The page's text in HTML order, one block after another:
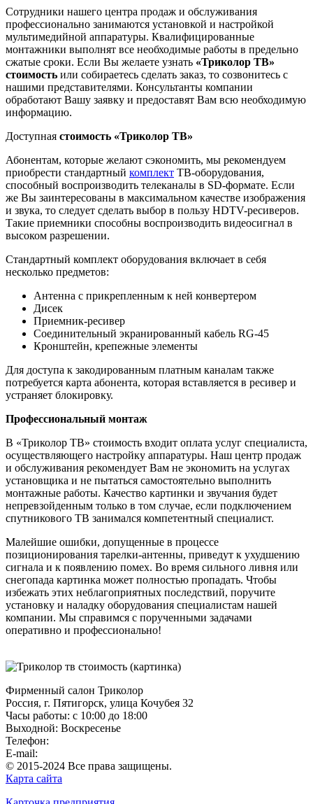
Сотрудники нашего центра продаж и обслуживания
профессионально занимаются установкой и настройкой
мультимедийной аппаратуры. Квалифицированные
монтажники выполнят все необходимые работы в предельно
сжатые сроки. Если Вы желаете узнать «Триколор ТВ»
стоимость или собираетесь сделать заказ, то созвонитесь с
нашими представителями. Консультанты компании
обработают Вашу заявку и предоставят Вам всю необходимую
информацию.
Доступная стоимость «Триколор ТВ»
Абонентам, которые желают сэкономить, мы рекомендуем
приобрести стандартный комплект ТВ-оборудования,
способный воспроизводить телеканалы в SD-формате. Если
же Вы заинтересованы в максимальном качестве изображения
и звука, то следует сделать выбор в пользу HDTV-ресиверов.
Такие приемники способны воспроизводить видеосигнал в
высоком разрешении.
Стандартный комплект оборудования включает в себя
несколько предметов:
Антенна с прикрепленным к ней конвертером
Дисек
Приемник-ресивер
Соединительный экранированный кабель RG-45
Кронштейн, крепежные элементы
Для доступа к закодированным платным каналам также
потребуется карта абонента, которая вставляется в ресивер и
устраняет блокировку.
Профессиональный монтаж
В «Триколор ТВ» стоимость входит оплата услуг специалиста,
осуществляющего настройку аппаратуры. Наш центр продаж
и обслуживания рекомендует Вам не экономить на услугах
установщика и не пытаться самостоятельно выполнить
монтажные работы. Качество картинки и звучания будет
непревзойденным только в том случае, если подключением
спутникового ТВ занимался компетентный специалист.
Малейшие ошибки, допущенные в процессе
позиционирования тарелки-антенны, приведут к ухудшению
сигнала и к появлению помех. Во время сильного ливня или
снегопада картинка может полностью пропадать. Чтобы
избежать этих неблагоприятных последствий, поручите
установку и наладку оборудования специалистам нашей
компании. Мы справимся с порученными задачами
оперативно и профессионально!
Фирменный салон Триколор
Россия, г. Пятигорск, улица Кочубея 32
Часы работы: с 10:00 до 18:00
Выходной: Воскресенье
Телефон:
E-mail:
© 2015-2024 Все права защищены.
Карта сайта